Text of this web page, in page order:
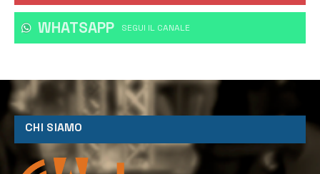
WHATSAPP ‎SEGUI IL CANALE
CHI SIAMO